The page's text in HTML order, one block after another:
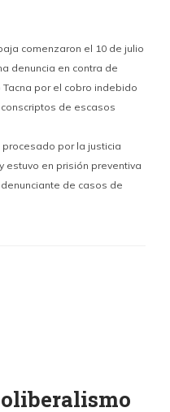
comenzaron el 10 de julio
denuncia en contra de
por el cobro indebido
de escasos
por la justicia
estuvo en prisión preventiva
de casos de